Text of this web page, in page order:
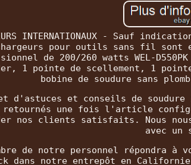
INTERNATIONAUX - Sauf
pour outils sans fil sont
de 200/260 watts WEL-
1 pointe de scellement, 1
bobine de soudure sans
d'astuces et conseils de soudure
une fois l'article
nos clients satisfaits. Nous
avec un
de notre personnel
dans notre entrepôt en